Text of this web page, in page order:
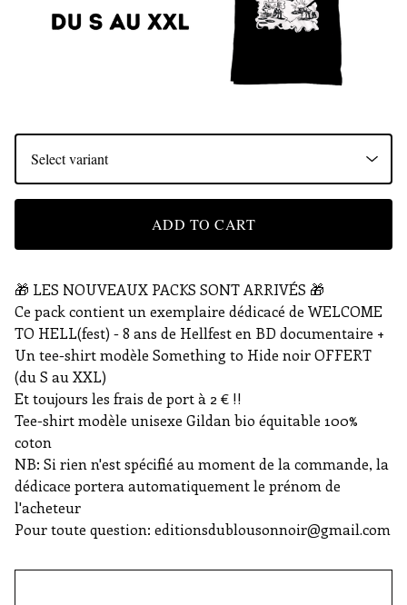
ADD TO CART
🎁​ LES NOUVEAUX PACKS SONT ARRIVÉS 🎁​
Ce pack contient un exemplaire dédicacé de WELCOME
TO HELL(fest) - 8 ans de Hellfest en BD documentaire +
Un tee-shirt modèle Something to Hide noir OFFERT
(du S au XXL)
Et toujours les frais de port à 2 € !!
Tee-shirt modèle unisexe Gildan bio équitable 100%
coton
NB: Si rien n'est spécifié au moment de la commande, la
dédicace portera automatiquement le prénom de
l'acheteur
Pour toute question: editionsdublousonnoir@gmail.com